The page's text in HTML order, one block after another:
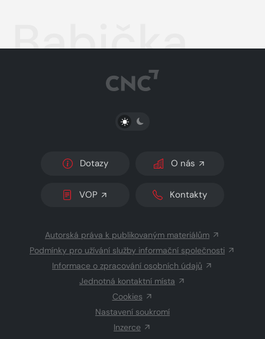
Babička
PŘEPNOUT SVĚTLÝ/TMAVÝ REŽIM
Dotazy O nás
VOP Kontakty
Autorská práva k publikovaným materiálům
Podmínky pro užívání služby informační společnosti
Informace o zpracování osobních údajů
Jednotná kontaktní místa
Cookies
Nastavení soukromí
Inzerce